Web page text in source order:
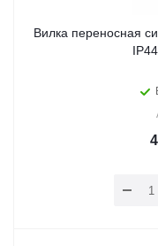
Вилка переносная